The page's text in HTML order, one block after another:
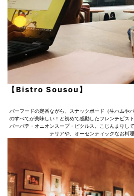
【Bistro Sousou】
バーフードの定番ながら、スナックボード（生ハムや
のすべてが美味しい！と初めて感動したフレンチビス
バーパテ・オニオンスープ・ピクルス。こじんまりし
テリアや、オーセンティックなお料